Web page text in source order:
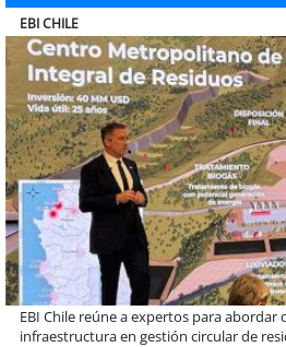
SOPRAVAL
Más de 1.600 alumnos han sido parte de
Sopraval en lo que va del año